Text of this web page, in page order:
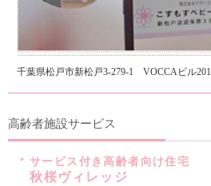
千葉県松戸市新松戸3-279-1 VOCCAビル201
高齢者施設サービス
サービス付き高齢者向け住宅
秋桜ヴィレッジ